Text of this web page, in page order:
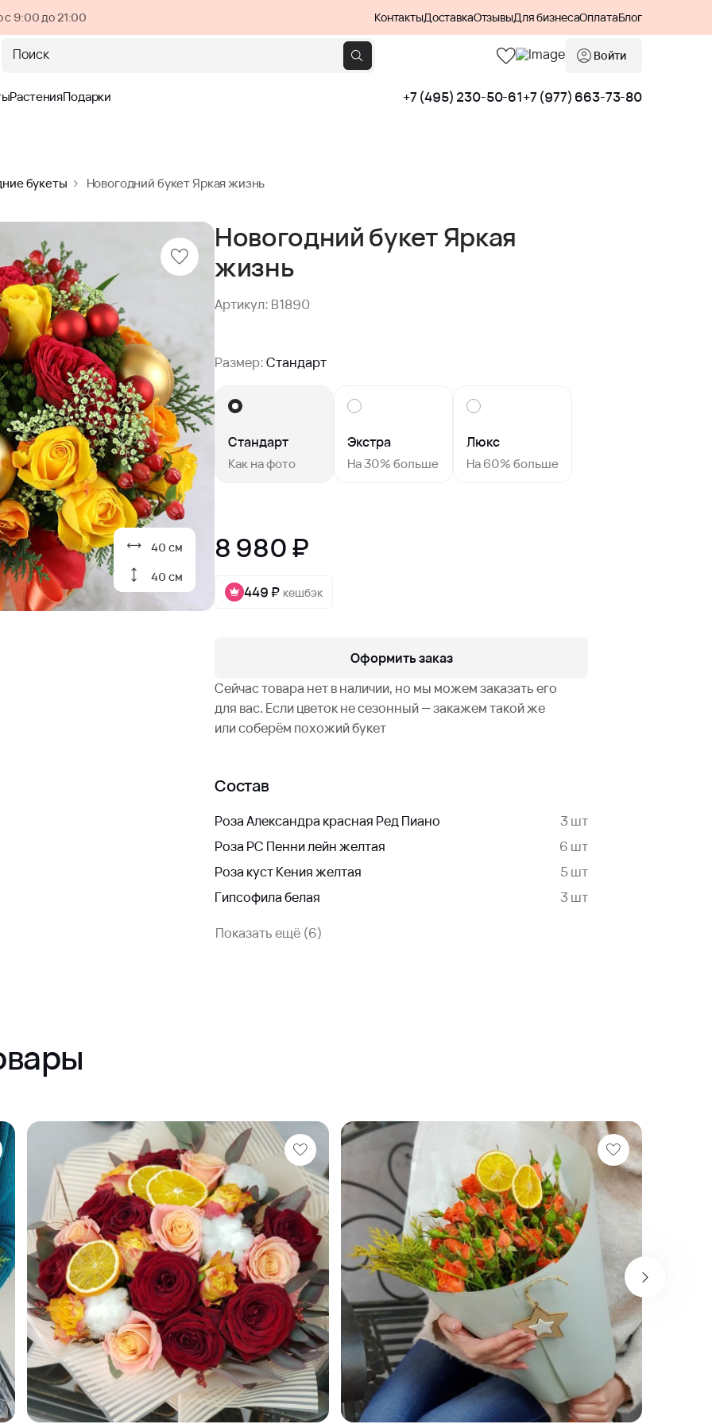
с 9:00 до 21:00 КонтактыДоставкаОтзывыДля бизнесаОплатаБлог
Поиск Войти
РастенияПодарки +7 (495) 230-50-61+7 (977) 663-73-80
букеты Новогодний букет Яркая жизнь
40 см
40 см
Новогодний букет Яркая
жизнь
Артикул: B1890
Размер:Стандарт
Стандарт
Как на фото
Экстра
На 30% больше
Люкс
На 60% больше
8 980 ₽
449 ₽ кешбэк
Оформить заказ
Сейчас товара нет в наличии, но мы можем заказать его
для вас. Если цветок не сезонный — закажем такой же
или соберём похожий букет
Состав
Роза Александра красная Ред Пиано
3 шт
Роза РС Пенни лейн желтая
6 шт
Роза куст Кения желтая
5 шт
Гипсофила белая
3 шт
Показать ещё (6)